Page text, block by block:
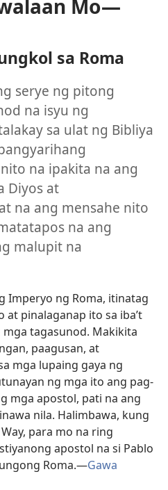
Mo—
sa Roma
serye ng pitong
na isyu ng
sa ulat ng Bibliya
na ipakita na ang
Diyos at
na ang mensahe nito
na ang
malupit na
Imperyo ng Roma, itinatag
at pinalaganap ito sa iba’t
tagasunod. Makikita
paagusan, at
mga lupaing gaya ng
ng mga ito ang pag-
mga apostol, pati na ang
nila. Halimbawa, kung
para mo na ring
apostol na si Pablo
Roma.​—Gawa